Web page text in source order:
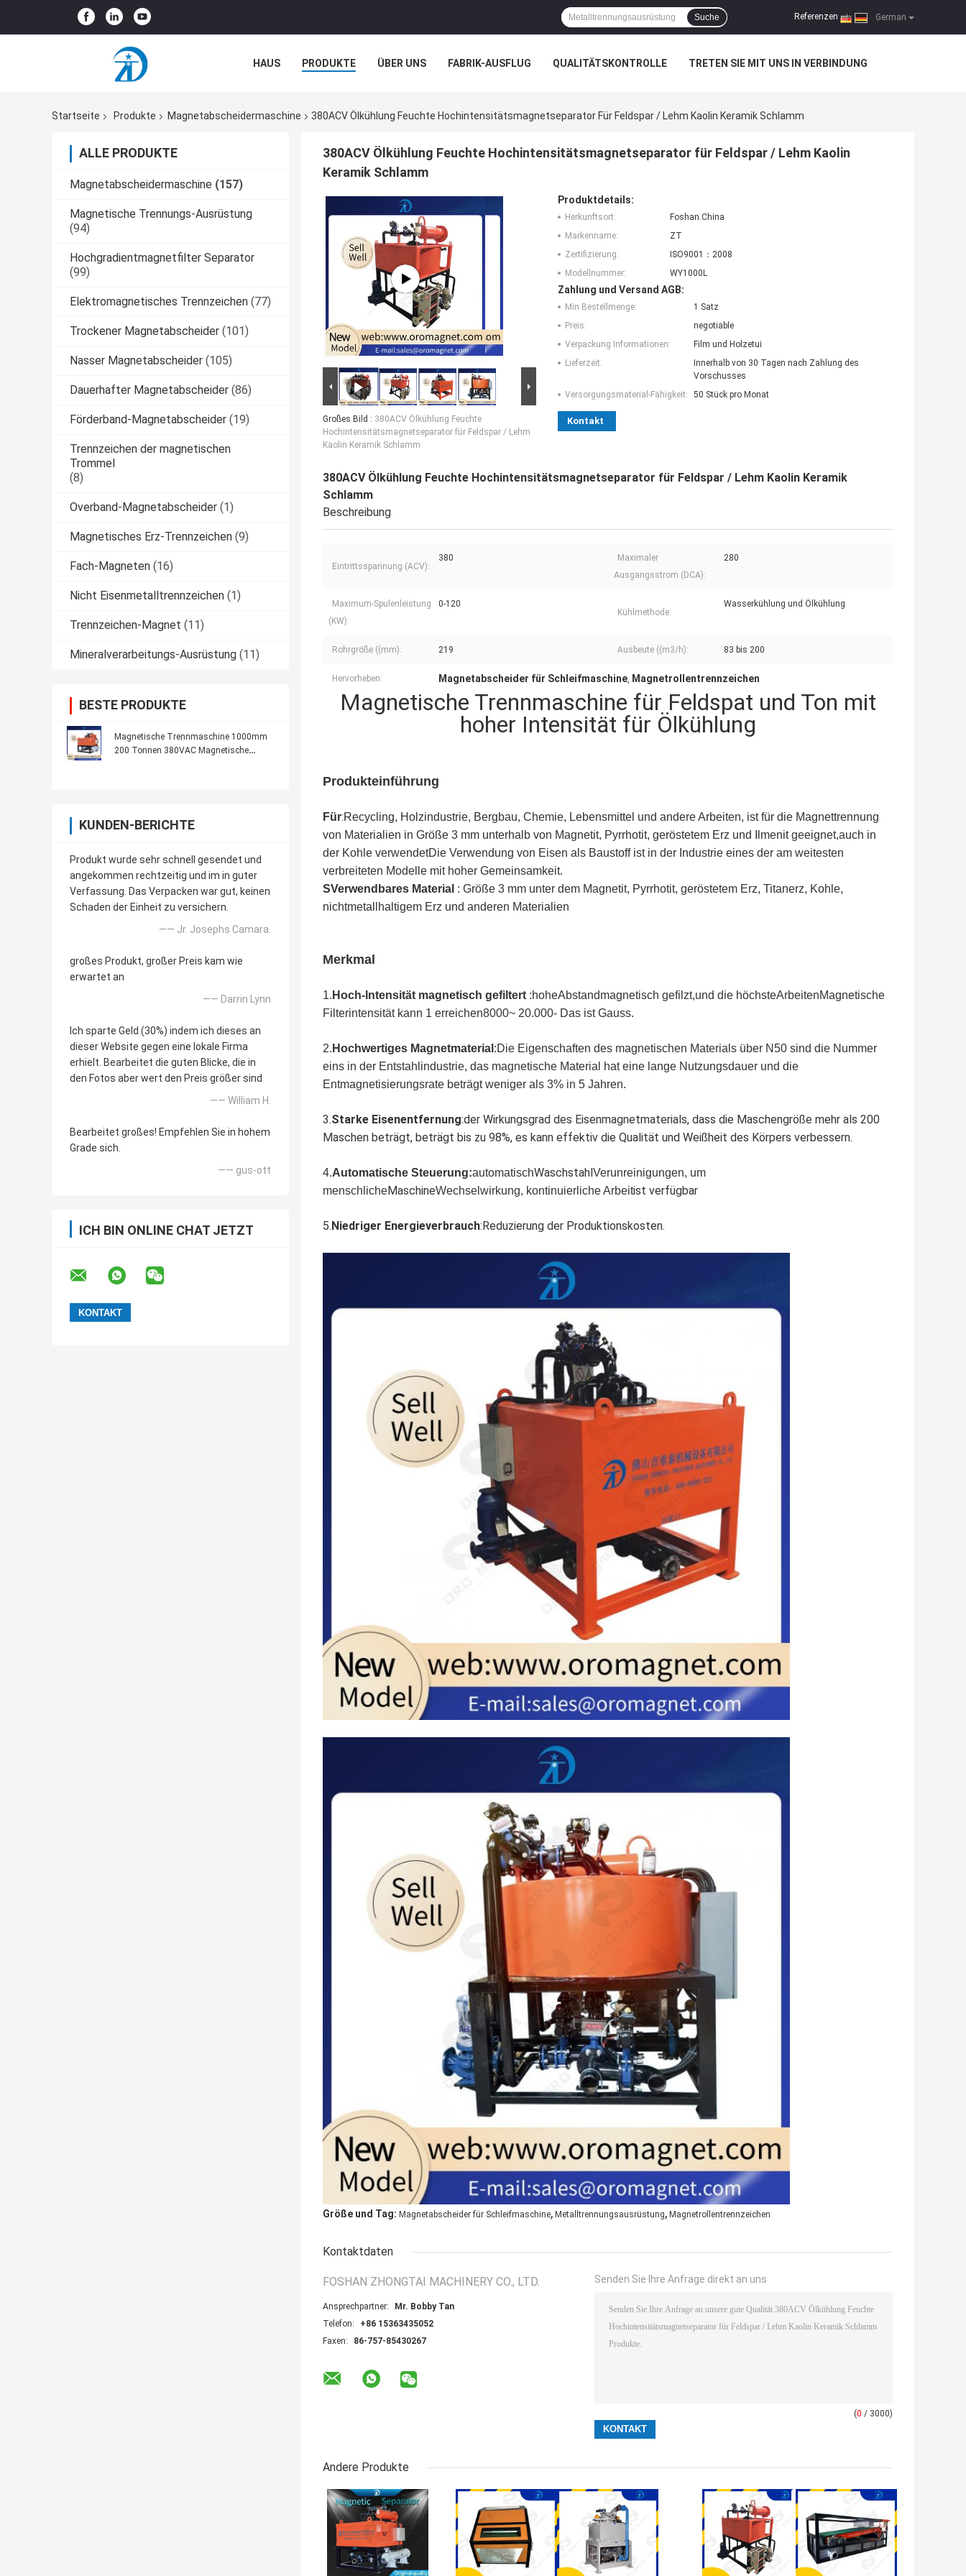
German
Referenzen |
Suche
HAUS PRODUKTE ÜBER UNS FABRIK-AUSFLUG QUALITÄTSKONTROLLE TRETEN SIE MIT UNS IN VERBINDUNG
Startseite
Produkte Magnetabscheidermaschine 380ACV Ölkühlung Feuchte Hochintensitätsmagnetseparator Für Feldspar / Lehm Kaolin Keramik Schlamm
ALLE PRODUKTE
Magnetabscheidermaschine (157)
Magnetische Trennungs-Ausrüstung
(94)
Hochgradientmagnetfilter Separator
(99)
Elektromagnetisches Trennzeichen (77)
Trockener Magnetabscheider (101)
Nasser Magnetabscheider (105)
Dauerhafter Magnetabscheider (86)
Förderband-Magnetabscheider (19)
Trennzeichen der magnetischen
Trommel
(8)
Overband-Magnetabscheider (1)
Magnetisches Erz-Trennzeichen (9)
Fach-Magneten (16)
Nicht Eisenmetalltrennzeichen (1)
Trennzeichen-Magnet (11)
Mineralverarbeitungs-Ausrüstung (11)
BESTE PRODUKTE
Magnetische Trennmaschine 1000mm
200 Tonnen 380VAC Magnetische
KUNDEN-BERICHTE
Produkt wurde sehr schnell gesendet und
angekommen rechtzeitig und im in guter
Verfassung. Das Verpacken war gut, keinen
Schaden der Einheit zu versichern.
—— Jr. Josephs Camara.
großes Produkt, großer Preis kam wie
erwartet an
—— Darrin Lynn
Ich sparte Geld (30%) indem ich dieses an
dieser Website gegen eine lokale Firma
erhielt. Bearbeitet die guten Blicke, die in
den Fotos aber wert den Preis größer sind
—— William H.
Bearbeitet großes! Empfehlen Sie in hohem
Grade sich.
—— gus-ott
ICH BIN ONLINE CHAT JETZT
380ACV Ölkühlung Feuchte Hochintensitätsmagnetseparator für Feldspar / Lehm Kaolin
Keramik Schlamm
Großes Bild : 380ACV Ölkühlung Feuchte
Hochintensitätsmagnetseparator für Feldspar / Lehm
Kaolin Keramik Schlamm
Produktdetails:
Herkunftsort:
Foshan.China
Markenname:
ZT
Zertifizierung:
ISO9001：2008
Modellnummer:
WY1000L
Zahlung und Versand AGB:
Min Bestellmenge:
1 Satz
Preis:
negotiable
Verpackung Informationen:
Film und Holzetui
Lieferzeit:
Innerhalb von 30 Tagen nach Zahlung des
Vorschusses
Versorgungsmaterial-Fähigkeit:
50 Stück pro Monat
Kontakt
380ACV Ölkühlung Feuchte Hochintensitätsmagnetseparator für Feldspar / Lehm Kaolin Keramik
Schlamm
Beschreibung
Eintrittsspannung (ACV):
380
Maximaler
Ausgangsstrom (DCA):
280
Maximum-Spulenleistung
(KW):
0-120
Kühlmethode:
Wasserkühlung und Ölkühlung
Rohrgröße ((mm): 219 Ausbeute ((m3/h): 83 bis 200
Hervorheben: Magnetabscheider für Schleifmaschine, Magnetrollentrennzeichen
Magnetische Trennmaschine für Feldspat und Ton mit
hoher Intensität für Ölkühlung
Produkteinführung
Für:Recycling, Holzindustrie, Bergbau, Chemie, Lebensmittel und andere Arbeiten, ist für die Magnettrennung
von Materialien in Größe 3 mm unterhalb von Magnetit, Pyrrhotit, geröstetem Erz und Ilmenit geeignet,auch in
der Kohle verwendetDie Verwendung von Eisen als Baustoff ist in der Industrie eines der am weitesten
verbreiteten Modelle mit hoher Gemeinsamkeit.
SVerwendbares Material : Größe 3 mm unter dem Magnetit, Pyrrhotit, geröstetem Erz, Titanerz, Kohle,
nichtmetallhaltigem Erz und anderen Materialien
Merkmal
1. Hoch- Intensität magnetisch gefiltert :hoheAbstandmagnetisch gefilzt,und die höchsteArbeitenMagnetische
Filterintensität kann 1 erreichen8000~ 20.000- Das ist Gauss.
2. Hochwertiges Magnetmaterial :Die Eigenschaften des magnetischen Materials über N50 sind die Nummer
eins in der Entstahlindustrie, das magnetische Material hat eine lange Nutzungsdauer und die
Entmagnetisierungsrate beträgt weniger als 3% in 5 Jahren.
3.Starke Eisenentfernung:der Wirkungsgrad des Eisenmagnetmaterials, dass die Maschengröße mehr als 200
Maschen beträgt, beträgt bis zu 98%, es kann effektiv die Qualität und Weißheit des Körpers verbessern.
4.Automatische Steuerung:automatischWaschstahl Verunreinigungen, um
menschlicheMaschineWechselwirkung, kontinuierliche Arbeitist verfügbar
5. Niedriger Energieverbrauch:Reduzierung der Produktionskosten.
Größe und Tag: Magnetabscheider für Schleifmaschine, Metalltrennungsausrüstung, Magnetrollentrennzeichen
Kontaktdaten
FOSHAN ZHONGTAI MACHINERY CO., LTD.
Ansprechpartner:
Mr. Bobby Tan
Telefon:
+86 15363435052
Faxen:
86-757-85430267
Senden Sie Ihre Anfrage direkt an uns
(0 / 3000)
Andere Produkte